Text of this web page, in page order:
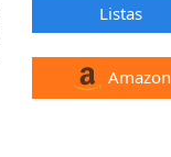
Listas
Amazon